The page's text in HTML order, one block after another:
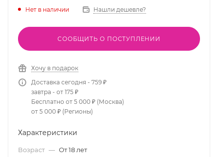
Нет в наличии Нашли дешевле?
СООБЩИТЬ О ПОСТУПЛЕНИИ
Хочу в подарок
Доставка сегодня - 759 ₽
завтра - от 175 ₽
Бесплатно от 5 000 ₽ (Москва)
от 5 000 ₽ (Регионы)
Характеристики
Возраст — От 18 лет